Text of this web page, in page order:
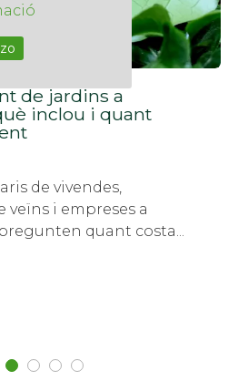
de jardins a
inclou i quant
de vivendes,
veïns i empreses a
quant costa...